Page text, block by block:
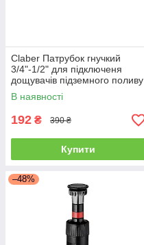
Claber Патрубок гнучкий
3/4"-1/2" для підключеня
дощувачів підземного поливу
В наявності
192 ₴ 390 ₴
Купити
–48%